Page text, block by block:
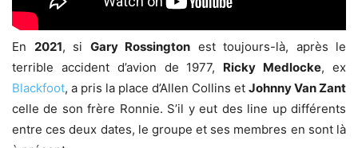
En 2021, si Gary Rossington est toujours-là, après le
terrible accident d’avion de 1977, Ricky Medlocke, ex
Blackfoot, a pris la place d’Allen Collins et Johnny Van Zant
celle de son frère Ronnie. S’il y eut des line up différents
entre ces deux dates, le groupe et ses membres en sont là